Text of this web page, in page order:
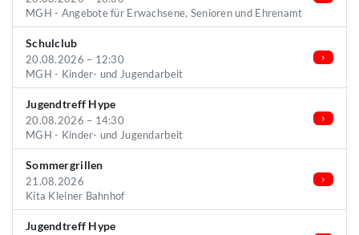
MGH - Angebote für Erwachsene, Senioren und Ehrenamt
Schulclub
20.08.2026 – 12:30
MGH - Kinder- und Jugendarbeit
Jugendtreff Hype
20.08.2026 – 14:30
MGH - Kinder- und Jugendarbeit
Sommergrillen
21.08.2026
Kita Kleiner Bahnhof
Jugendtreff Hype